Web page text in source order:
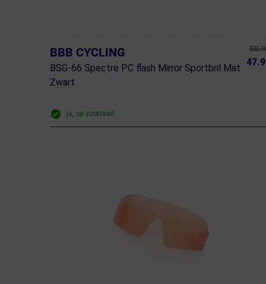
BBB CYCLING
BSG-66 Spectre PC flash Mirror Sportbril Mat
Zwart
ja, op voorraad